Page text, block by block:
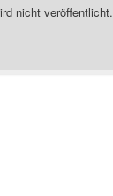
nicht veröffentlicht.